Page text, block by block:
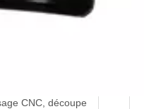
CNC, découpe